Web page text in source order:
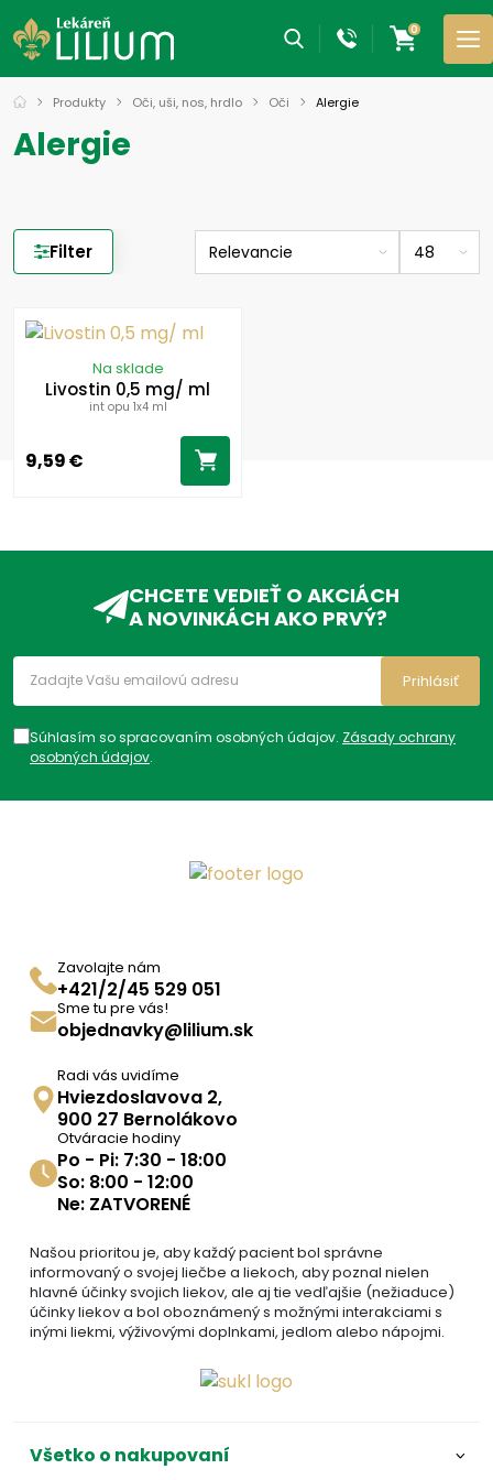
0
Produkty Oči, uši, nos, hrdlo Oči Alergie
Alergie
Filter
Na sklade
Livostin 0,5 mg/ ml
int opu 1x4 ml
9,59 €
CHCETE VEDIEŤ O AKCIÁCH
A NOVINKÁCH AKO PRVÝ?
Súhlasím so spracovaním osobných údajov. Zásady ochrany
osobných údajov.
Prihlásiť
Zavolajte nám
+421/2/45 529 051
Sme tu pre vás!
objednavky@lilium.sk
Radi vás uvidíme
Hviezdoslavova 2,
900 27 Bernolákovo
Otváracie hodiny
Po - Pi: 7:30 - 18:00
So: 8:00 - 12:00
Ne: ZATVORENÉ
Našou prioritou je, aby každý pacient bol správne
informovaný o svojej liečbe a liekoch, aby poznal nielen
hlavné účinky svojich liekov, ale aj tie vedľajšie (nežiaduce)
účinky liekov a bol oboznámený s možnými interakciami s
inými liekmi, výživovými doplnkami, jedlom alebo nápojmi.
Všetko o nakupovaní